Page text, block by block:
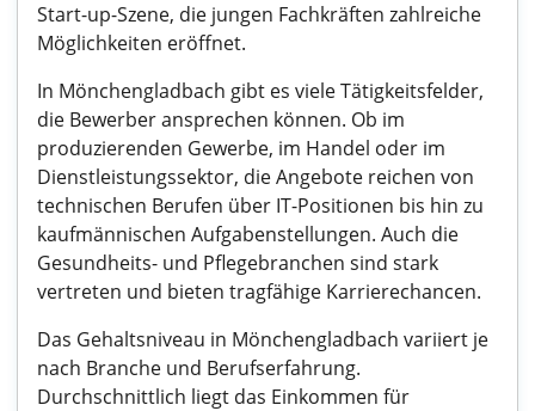
Start-up-Szene, die jungen Fachkräften zahlreiche
Möglichkeiten eröffnet.
In Mönchengladbach gibt es viele Tätigkeitsfelder,
die Bewerber ansprechen können. Ob im
produzierenden Gewerbe, im Handel oder im
Dienstleistungssektor, die Angebote reichen von
technischen Berufen über IT-Positionen bis hin zu
kaufmännischen Aufgabenstellungen. Auch die
Gesundheits- und Pflegebranchen sind stark
vertreten und bieten tragfähige Karrierechancen.
Das Gehaltsniveau in Mönchengladbach variiert je
nach Branche und Berufserfahrung.
Durchschnittlich liegt das Einkommen für